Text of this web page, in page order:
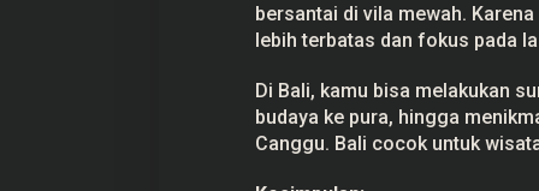
bersantai di vila mewah.
lebih terbatas dan fokus pada
Di Bali, kamu bisa melakukan
budaya ke pura, hingga
Canggu. Bali cocok untuk